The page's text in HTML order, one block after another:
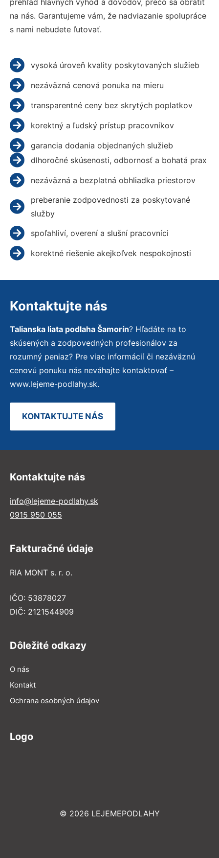
na nás. Garantujeme vám, že nadviazanie spolupráce
s nami nebudete ľutovať.
vysoká úroveň kvality poskytovaných služieb
nezáväzná cenová ponuka na mieru
transparentné ceny bez skrytých poplatkov
korektný a ľudský prístup pracovníkov
garancia dodania objednaných služieb
dlhoročné skúsenosti, odbornosť a bohatá prax
nezáväzná a bezplatná obhliadka priestorov
preberanie zodpovednosti za poskytované
služby
spoľahliví, overení a slušní pracovníci
korektné riešenie akejkoľvek nespokojnosti
Kontaktujte nás
Talianska liata podlaha Šamorín? Hľadáte na to
skúsených a zodpovedných profesionálov za
rozumný peniaz? Pre viac informácií či nezáväznú
cenovú ponuku nás neváhajte kontaktovať –
www.lejeme-podlahy.sk.
KONTAKTUJTE NÁS
Kontaktujte nás
info@lejeme-podlahy.sk
0915 950 055
Fakturačné údaje
RIA MONT s. r. o.
IČO: 53878027
DIČ: 2121544909
Dôležité odkazy
O nás
Kontakt
Ochrana osobných údajov
Logo
© 2026 LEJEMEPODLAHY